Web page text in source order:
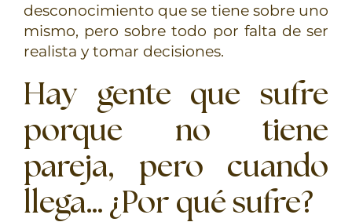
desconocimiento que se tiene sobre uno
mismo, pero sobre todo por falta de ser
realista y tomar decisiones.
Hay gente que sufre
porque no tiene
pareja, pero cuando
llega… ¿Por qué sufre?